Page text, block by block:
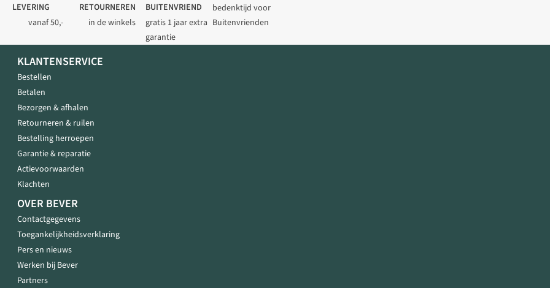
LEVERING
vanaf 50,-
RETOURNEREN
in de winkels
BUITENVRIEND
gratis 1 jaar extra
garantie
bedenktijd voor
Buitenvrienden
KLANTENSERVICE
Bestellen
Betalen
Bezorgen & afhalen
Retourneren & ruilen
Bestelling herroepen
Garantie & reparatie
Actievoorwaarden
Klachten
OVER BEVER
Contactgegevens
Toegankelijkheidsverklaring
Pers en nieuws
Werken bij Bever
Partners